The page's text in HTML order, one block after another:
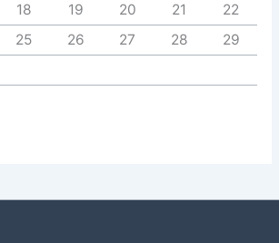
18 19 20 21
22
25 26 27 28
29